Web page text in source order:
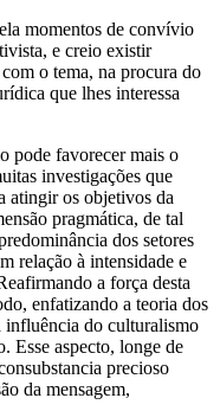
momentos de convívio
e creio existir
o tema, na procura do
que lhes interessa
pode favorecer mais o
investigações que
atingir os objetivos da
pragmática, de tal
dos setores
relação à intensidade e
a força desta
enfatizando a teoria dos
influência do culturalismo
Esse aspecto, longe de
precioso
da mensagem,